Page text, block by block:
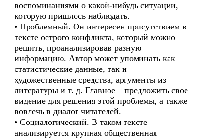
воспоминаниями о какой-нибудь ситуации,
которую пришлось наблюдать.
• Проблемный. Он интересен присутствием в
тексте острого конфликта, который можно
решить, проанализировав разную
информацию. Автор может упоминать как
статистические данные, так и
художественные средства, аргументы из
литературы и т. д. Главное – предложить свое
видение для решения этой проблемы, а также
вовлечь в диалог читателей.
• Социалогический. В таком тексте
анализируется крупная общественная